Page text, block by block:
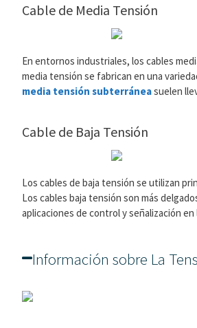
Cable de Media Tensión
En entornos industriales, los cables
media tensión se fabrican en una
media tensión subterráneasuelen
Cable de Baja Tensión
Los cables de baja tensión se utilizan
Los cables baja tensión son más
aplicaciones de control y señalización en
Información sobre La